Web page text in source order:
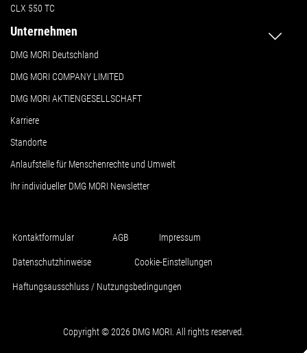
CLX 550 TC
Unternehmen
DMG MORI Deutschland
DMG MORI COMPANY LIMITED
DMG MORI AKTIENGESELLSCHAFT
Karriere
Standorte
Anlaufstelle für Menschenrechte und Umwelt
Ihr individueller DMG MORI Newsletter
Kontaktformular AGB Impressum
Datenschutzhinweise Cookie-Einstellungen
Haftungsausschluss / Nutzungsbedingungen
Copyright © 2026 DMG MORI. All rights reserved.